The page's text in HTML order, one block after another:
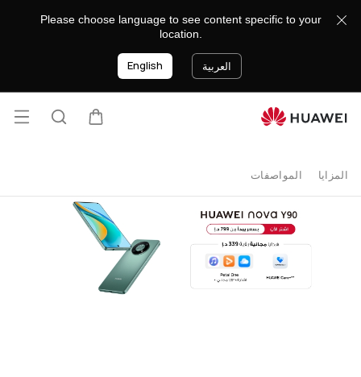
buy
Please choose language to see content specific to your
location.
العربية English
فتح
المزايا المواصفات